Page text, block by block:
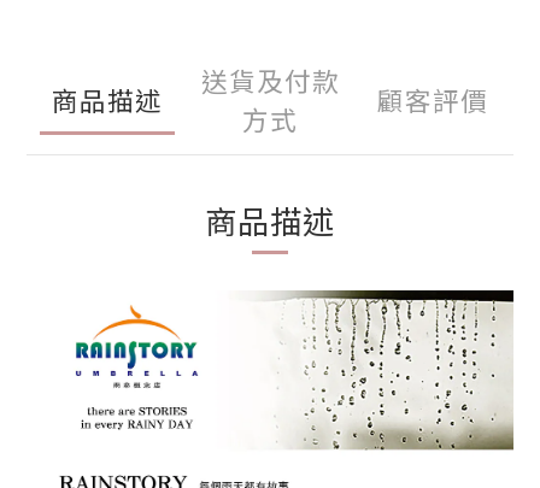
商品描述
送貨及付款
方式
顧客評價
商品描述